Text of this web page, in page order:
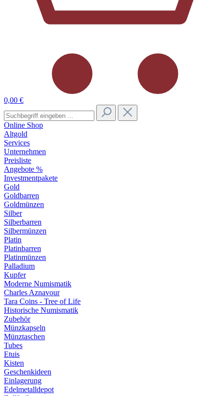
0,00 €
Online Shop
Altgold
Services
Unternehmen
Preisliste
Angebote %
Investmentpakete
Gold
Goldbarren
Goldmünzen
Silber
Silberbarren
Silbermünzen
Platin
Platinbarren
Platinmünzen
Palladium
Kupfer
Moderne Numismatik
Charles Aznavour
Tara Coins - Tree of Life
Historische Numismatik
Zubehör
Münzkapseln
Münztaschen
Tubes
Etuis
Kisten
Geschenkideen
Einlagerung
Edelmetalldepot